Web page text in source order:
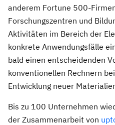
anderem Fortune 500-
Forschungszentren und
Aktivitäten im Bereich der
konkrete Anwendungsfälle
bald einen entscheidenden
konventionellen Rechnern
Entwicklung neuer
Bis zu 100 Unternehmen
der Zusammenarbeit von